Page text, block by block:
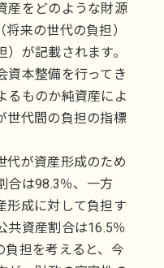
産をどのような財源
来の世代の負担）
が記載されます。
資本整備を行ってき
るものか純資産によ
世代間の負担の指標
代が資産形成のため
合は98.3％、一方
形成に対して負担す
共資産割合は16.5％
負担を考えると、今